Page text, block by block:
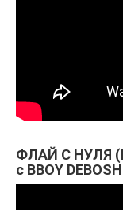
ФЛАЙ С НУЛЯ
с BBOY